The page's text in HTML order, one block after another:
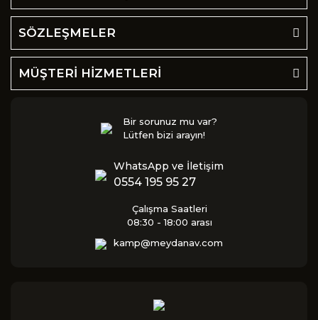
SÖZLEŞMELER
MÜŞTERİ HİZMETLERİ
Bir sorunuz mu var?
Lütfen bizi arayın!
WhatsApp ve İletişim
0554 195 95 27
Çalışma Saatleri
08:30 - 18:00 arası
kamp@meydanav.com